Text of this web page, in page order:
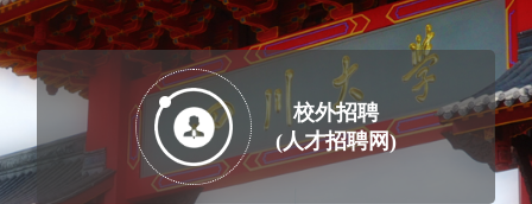
校外招聘
(人才招聘网)